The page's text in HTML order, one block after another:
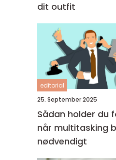
dit outfit
editorial
25. September 2025
Sådan holder du
når multitasking
nødvendigt